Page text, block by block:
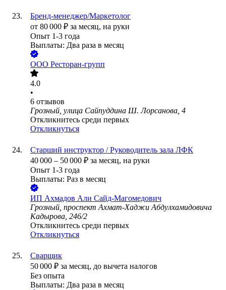
Бренд-менеджер/Маркетолог
от 80 000 ₽ за месяц, на руки
Опыт 1-3 года
Выплаты: Два раза в месяц
ООО Ресторан-групп
4.0
•
6 отзывов
Грозный, улица Сайпуддина Ш. Лорсанова, 4
Откликнитесь среди первых
Откликнуться
Старший инструктор / Руководитель зала ЛФК
40 000 – 50 000 ₽ за месяц, на руки
Опыт 1-3 года
Выплаты: Раз в месяц
ИП Ахмадов Али Сайд-Магомедович
Грозный, проспект Ахмат-Хаджи Абдулхамидовича
Кадырова, 246/2
Откликнитесь среди первых
Откликнуться
Сварщик
50 000 ₽ за месяц, до вычета налогов
Без опыта
Выплаты: Два раза в месяц